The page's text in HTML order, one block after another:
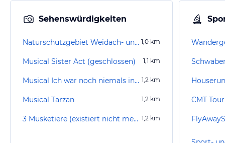
Sehenswürdigkeiten
Naturschutzgebiet Weidach- und Zettachwald 1,0 km
Musical Sister Act (geschlossen) 1,1 km
Musical Ich war noch niemals in New York (existiert nicht mehr) 1,2 km
Musical Tarzan 1,2 km
3 Musketiere (existiert nicht mehr) 1,2 km
CMT